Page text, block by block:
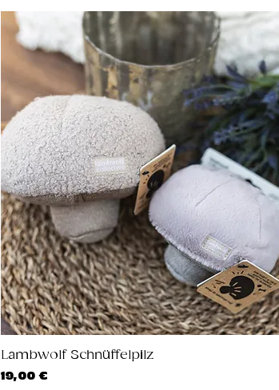
Schnellansicht
Lambwolf Schnüffelpilz
Preis
19,00 €